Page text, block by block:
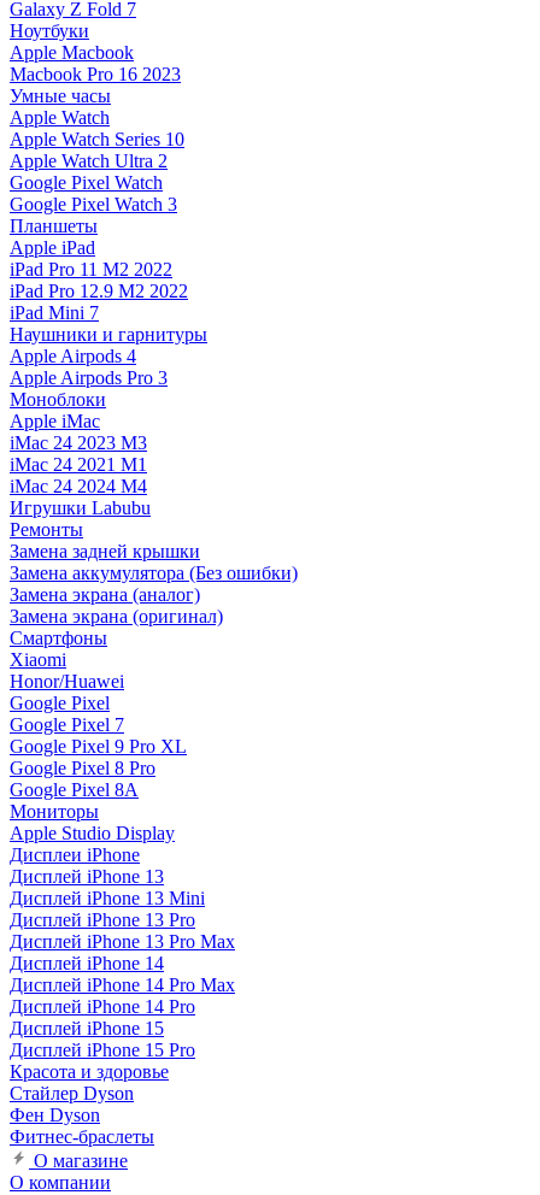
Galaxy Z Fold 7
Ноутбуки
Apple Macbook
Macbook Pro 16 2023
Умные часы
Apple Watch
Apple Watch Series 10
Apple Watch Ultra 2
Google Pixel Watch
Google Pixel Watch 3
Планшеты
Apple iPad
iPad Pro 11 M2 2022
iPad Pro 12.9 M2 2022
iPad Mini 7
Наушники и гарнитуры
Apple Airpods 4
Apple Airpods Pro 3
Моноблоки
Apple iMac
iMac 24 2023 M3
iMac 24 2021 M1
iMac 24 2024 M4
Игрушки Labubu
Ремонты
Замена задней крышки
Замена аккумулятора (Без ошибки)
Замена экрана (аналог)
Замена экрана (оригинал)
Смартфоны
Xiaomi
Honor/Huawei
Google Pixel
Google Pixel 7
Google Pixel 9 Pro XL
Google Pixel 8 Pro
Google Pixel 8A
Мониторы
Apple Studio Display
Дисплеи iPhone
Дисплей iPhone 13
Дисплей iPhone 13 Mini
Дисплей iPhone 13 Pro
Дисплей iPhone 13 Pro Max
Дисплей iPhone 14
Дисплей iPhone 14 Pro Max
Дисплей iPhone 14 Pro
Дисплей iPhone 15
Дисплей iPhone 15 Pro
Красота и здоровье
Стайлер Dyson
Фен Dyson
Фитнес-браслеты
О магазине
О компании